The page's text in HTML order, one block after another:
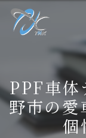
PPF車体
野市の
個